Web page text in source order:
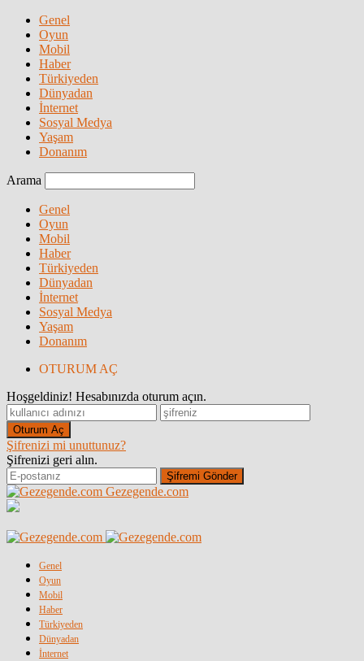
Genel
Oyun
Mobil
Haber
Türkiyeden
Dünyadan
İnternet
Sosyal Medya
Yaşam
Donanım
Arama
Genel
Oyun
Mobil
Haber
Türkiyeden
Dünyadan
İnternet
Sosyal Medya
Yaşam
Donanım
OTURUM AÇ
Hoşgeldiniz! Hesabınızda oturum açın.
Şifrenizi mi unuttunuz?
Şifrenizi geri alın.
Gezegende.com
Genel
Oyun
Mobil
Haber
Türkiyeden
Dünyadan
İnternet